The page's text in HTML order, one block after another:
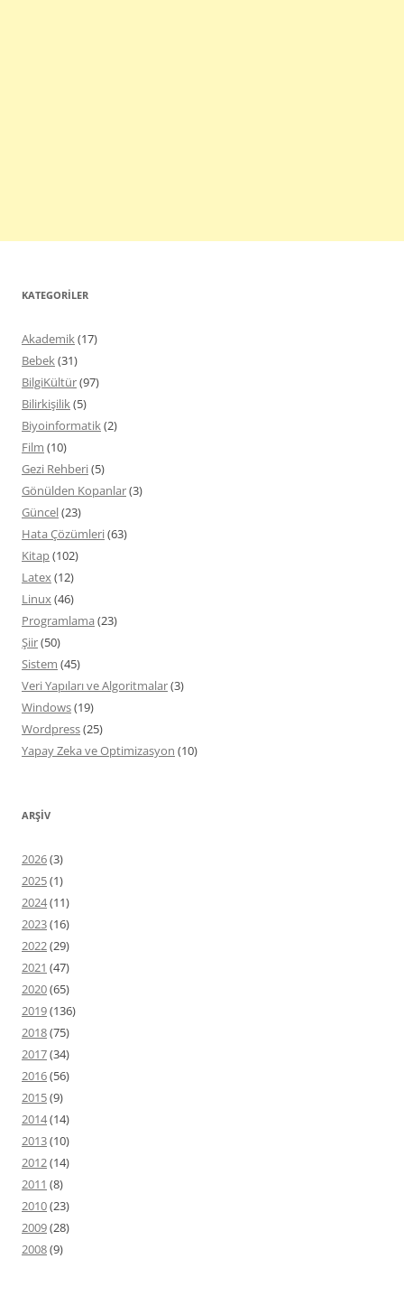
KATEGORILER
Akademik(17)
Bebek(31)
BilgiKültür(97)
Bilirkişilik(5)
Biyoinformatik(2)
Film (10)
Gezi Rehberi(5)
Gönülden Kopanlar(3)
Güncel(23)
Hata Çözümleri(63)
Kitap(102)
Latex(12)
Linux(46)
Programlama (23)
Şiir(50)
Sistem (45)
Veri Yapıları ve Algoritmalar(3)
Windows(19)
Wordpress(25)
Yapay Zeka ve Optimizasyon (10)
ARŞIV
2026(3)
2025(1)
2024(11)
2023(16)
2022(29)
2021 (47)
2020(65)
2019(136)
2018(75)
2017(34)
2016(56)
2015(9)
2014(14)
2013(10)
2012(14)
2011 (8)
2010(23)
2009(28)
2008(9)